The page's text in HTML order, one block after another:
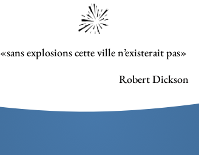
«sans explosions cette ville n’existerait pas»
Robert Dickson